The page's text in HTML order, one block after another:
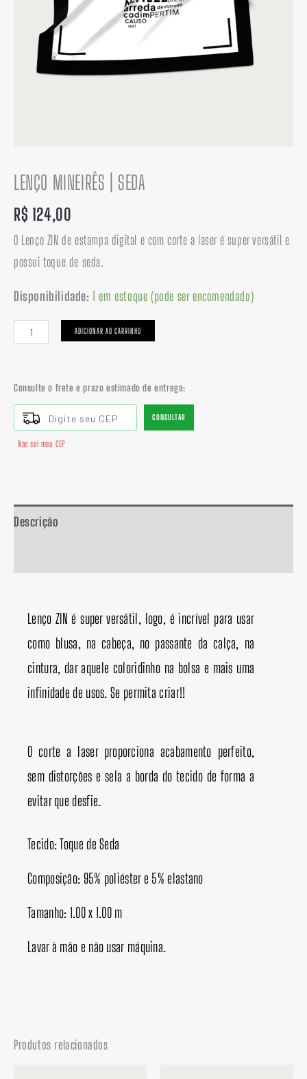
LENÇO MINEIRÊS | SEDA
R$ 124,00
O Lenço ZIN de estampa digital e com corte a laser é super versátil e
possui toque de seda.
Disponibilidade: 1 em estoque (pode ser encomendado)
ADICIONAR AO CARRINHO
Consulte o frete e prazo estimado de entrega:
CONSULTAR
Não sei meu CEP
Descrição
Lenço ZIN é super versátil, logo, é incrível para usar
como blusa, na cabeça, no passante da calça, na
cintura, dar aquele coloridinho na bolsa e mais uma
infinidade de usos. Se permita criar!!
O corte a laser proporciona acabamento perfeito,
sem distorções e sela a borda do tecido de forma a
evitar que desfie.
Tecido: Toque de Seda
Composição: 95% poliéster e 5% elastano
Tamanho: 1.00 x 1.00 m
Lavar à mão e não usar máquina.
Produtos relacionados